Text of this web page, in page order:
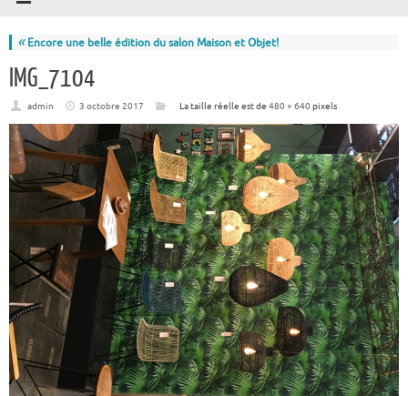
«Encore une belle édition du salon Maison et Objet!
IMG_7104
admin 3 octobre 2017 La taille réelle est de 480 × 640 pixels